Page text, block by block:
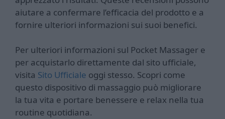
aiutare a confermare l’efficacia del prodotto e a
fornire ulteriori informazioni sui suoi benefici.
Per ulteriori informazioni sul Pocket Massager e
per acquistarlo direttamente dal sito ufficiale,
visita Sito Ufficiale oggi stesso. Scopri come
questo dispositivo di massaggio può migliorare
la tua vita e portare benessere e relax nella tua
routine quotidiana.